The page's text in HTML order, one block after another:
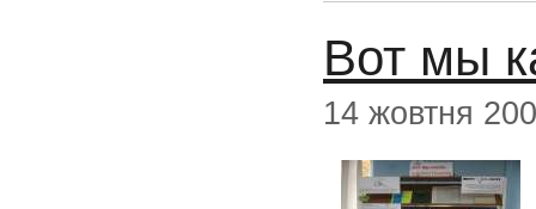
Вот мы
14 жовтня